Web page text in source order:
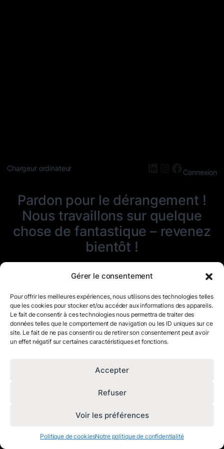
Gérer le consentement
Pour offrir les meilleures expériences, nous utilisons des technologies telles
que les cookies pour stocker et/ou accéder aux informations des appareils.
Le fait de consentir à ces technologies nous permettra de traiter des
données telles que le comportement de navigation ou les ID uniques sur ce
site. Le fait de ne pas consentir ou de retirer son consentement peut avoir
un effet négatif sur certaines caractéristiques et fonctions.
Accepter
Refuser
Voir les préférences
Politique de cookiesNotre politique de confidentialité
Chargeur ordinateur LinkedIn
Instagram
Connexion
Pardon pour le dérangement !
Nous travaillons sur quelque
chose de fantastique – revenez
bientôt !